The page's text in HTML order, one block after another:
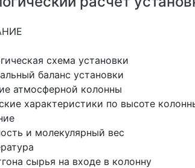
схема установки
баланс установки
атмосферной колонны
характеристики по высоте
и молекулярный вес
сырья на входе в колонну